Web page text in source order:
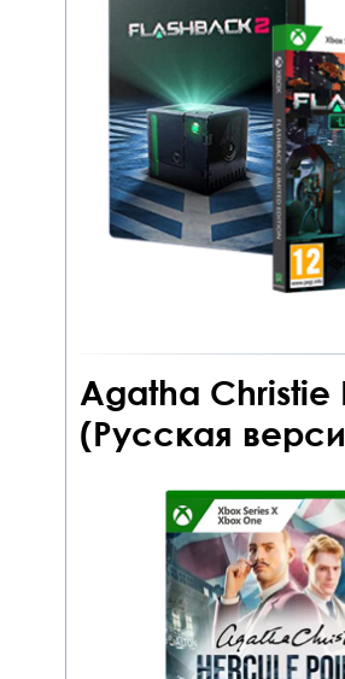
Agatha Christie
(Русская